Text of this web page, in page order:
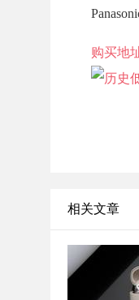
购买地
相关文章